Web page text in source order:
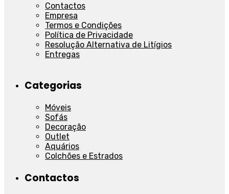
Contactos
Empresa
Termos e Condições
Política de Privacidade
Resolução Alternativa de Litígios
Entregas
Categorias
Móveis
Sofás
Decoração
Outlet
Aquários
Colchões e Estrados
Contactos